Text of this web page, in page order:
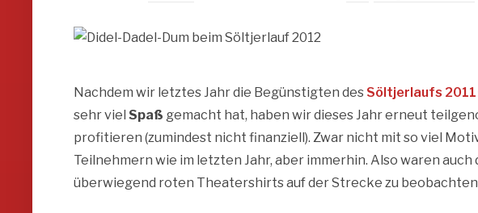
Nachdem wir letztes Jahr die Begünstigten des Söltjerlaufs 2011
sehr viel Spaß gemacht hat, haben wir dieses Jahr erneut
profitieren (zumindest nicht finanziell). Zwar nicht mit so viel
Teilnehmern wie im letzten Jahr, aber immerhin. Also waren auch
überwiegend roten Theatershirts auf der Strecke zu